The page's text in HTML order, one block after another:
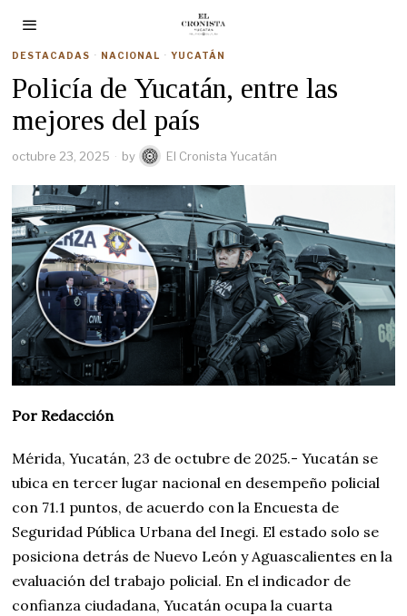
DESTACADAS · NACIONAL · YUCATÁN
Policía de Yucatán, entre las
mejores del país
octubre 23, 2025 by El Cronista Yucatán
Por Redacción
Mérida, Yucatán, 23 de octubre de 2025.- Yucatán se
ubica en tercer lugar nacional en desempeño policial
con 71.1 puntos, de acuerdo con la Encuesta de
Seguridad Pública Urbana del Inegi. El estado solo se
posiciona detrás de Nuevo León y Aguascalientes en la
evaluación del trabajo policial. En el indicador de
confianza ciudadana, Yucatán ocupa la cuarta